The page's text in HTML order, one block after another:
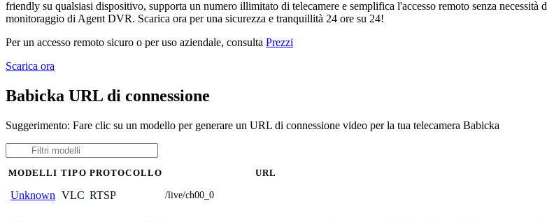
friendly su qualsiasi dispositivo, supporta un numero illimitato di telecamere e semplifica l'accesso remoto senza
monitoraggio di Agent DVR. Scarica ora per una sicurezza e tranquillità 24 ore su 24!
Per un accesso remoto sicuro o per uso aziendale, consulta Prezzi
Scarica ora
Babicka URL di connessione
Suggerimento: Fare clic su un modello per generare un URL di connessione video per la tua telecamera Babicka
MODELLI TIPO PROTOCOLLO URL
Unknown VLC RTSP /live/ch00_0